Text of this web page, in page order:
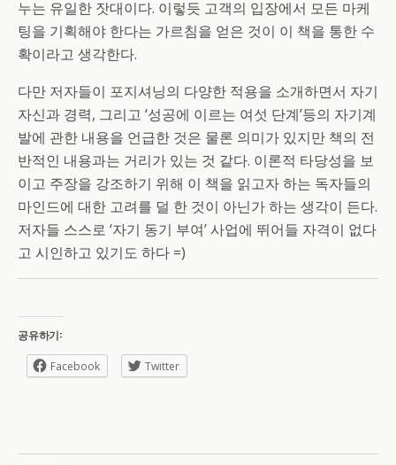
누는 유일한 잣대이다. 이렇듯 고객의 입장에서 모든 마케
팅을 기획해야 한다는 가르침을 얻은 것이 이 책을 통한 수
확이라고 생각한다.
다만 저자들이 포지셔닝의 다양한 적용을 소개하면서 자기
자신과 경력, 그리고 ‘성공에 이르는 여섯 단계’등의 자기계
발에 관한 내용을 언급한 것은 물론 의미가 있지만 책의 전
반적인 내용과는 거리가 있는 것 같다. 이론적 타당성을 보
이고 주장을 강조하기 위해 이 책을 읽고자 하는 독자들의
마인드에 대한 고려를 덜 한 것이 아닌가 하는 생각이 든다.
저자들 스스로 ‘자기 동기 부여’ 사업에 뛰어들 자격이 없다
고 시인하고 있기도 하다 =)
공유하기:
Facebook Twitter